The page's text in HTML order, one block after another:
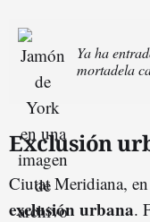
Ya ha
mortadela
Exclusión
Ciutat Meridiana,
exclusión urbana.